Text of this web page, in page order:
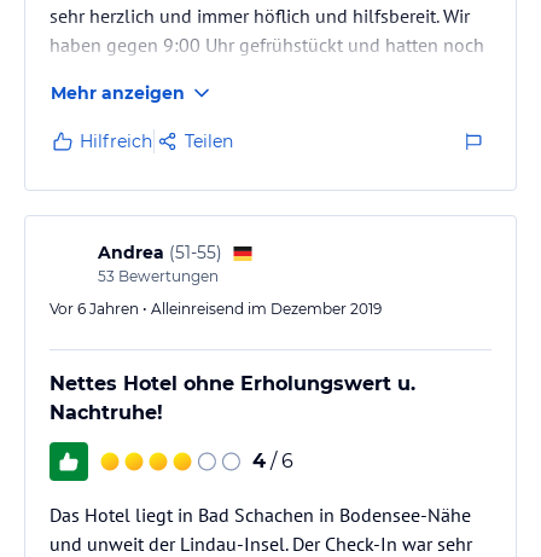
sehr herzlich und immer höflich und hilfsbereit. Wir
haben gegen 9:00 Uhr gefrühstückt und hatten noch
Broten. Insgesamt war das Frühstück hervorragend.
Für jeden Geschmack war was dabei und es wurde
immer wieder aufgefüllt und nachgelegt. Das unser
Frühstücksei jeden Morgen auf Wunsch frisch
zubereitet wurde, fanden wir sehr gut und nachhaltig.
Unser Zimmer…
Mehr anzeigen
Hilfreich Teilen
Andrea (51-55)
53 Bewertungen
Vor 6 Jahren • Alleinreisend im Dezember 2019
Nettes Hotel ohne Erholungswert u.
Nachtruhe!
4 / 6
Das Hotel liegt in Bad Schachen in Bodensee-Nähe
und unweit der Lindau-Insel. Der Check-In war sehr